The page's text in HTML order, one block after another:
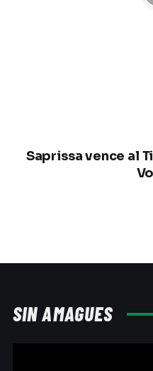
Saprissa vence al
SIN AMAGUES